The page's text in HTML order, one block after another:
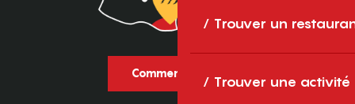
Trouver un
Trouver une activité
Comment venir ?